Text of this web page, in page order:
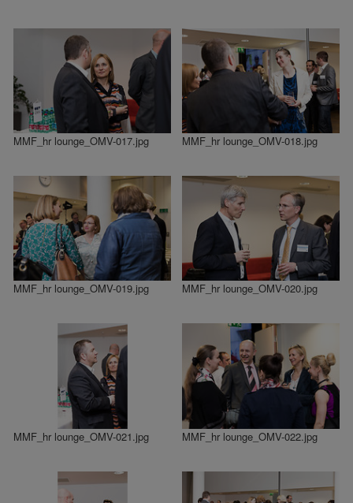
MMF_hr lounge_OMV-017.jpg MMF_hr lounge_OMV-018.jpg
MMF_hr lounge_OMV-019.jpg MMF_hr lounge_OMV-020.jpg
MMF_hr lounge_OMV-021.jpg MMF_hr lounge_OMV-022.jpg